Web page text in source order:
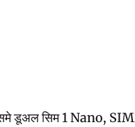
सिम 1 Nano,